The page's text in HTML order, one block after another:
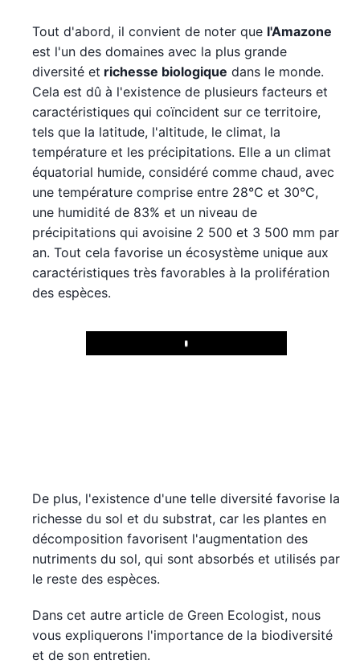
Tout d'abord, il convient de noter que l'Amazone
est l'un des domaines avec la plus grande
diversité et richesse biologique dans le monde.
Cela est dû à l'existence de plusieurs facteurs et
caractéristiques qui coïncident sur ce territoire,
tels que la latitude, l'altitude, le climat, la
température et les précipitations. Elle a un climat
équatorial humide, considéré comme chaud, avec
une température comprise entre 28°C et 30°C,
une humidité de 83% et un niveau de
précipitations qui avoisine 2 500 et 3 500 mm par
an. Tout cela favorise un écosystème unique aux
caractéristiques très favorables à la prolifération
des espèces.
Play
De plus, l'existence d'une telle diversité favorise la
richesse du sol et du substrat, car les plantes en
décomposition favorisent l'augmentation des
nutriments du sol, qui sont absorbés et utilisés par
le reste des espèces.
Dans cet autre article de Green Ecologist, nous
vous expliquerons l'importance de la biodiversité
et de son entretien.